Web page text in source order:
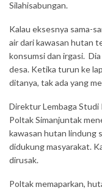
Silahisabungan.
Kalau eksesnya sama-
air dari kawasan hutan
konsumsi dan irgasi.
desa. Ketika turun ke
ditanya, tak ada yang
Direktur Lembaga Studi
Poltak Simanjuntak
kawasan hutan lindung
didukung masyarakat.
dirusak.
Poltak memaparkan,